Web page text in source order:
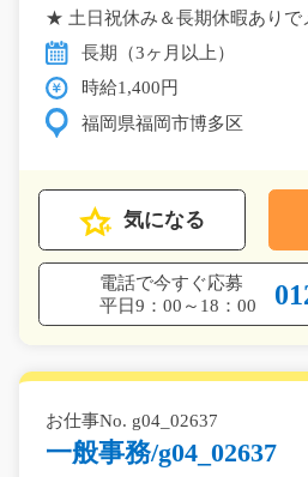
★ 土日祝休み＆長期休暇ありで
長期（3ヶ月以上）
時給1,400円
福岡県福岡市博多区
気になる
電話で今すぐ応募
平日9：00～18：00
お仕事No. g04_02637
一般事務/g04_02637